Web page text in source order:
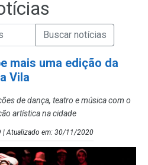
de Notícias
informaçõesEnviar a Busca de Notícias
mais uma edição da
Vila
de dança, teatro e música com o
artística na cidade
Atualizado em: 30/11/2020